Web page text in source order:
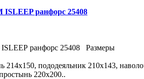
ISLEEP ранфорс 25408
ранфорс 25408 Размеры
214х150, пододеяльник 210х143,
220х200..